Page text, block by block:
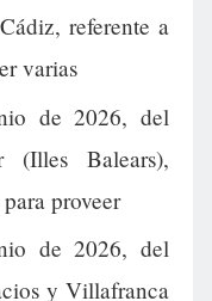
referente a
varias
de 2026, del
(Illes Balears),
proveer
de 2026, del
y Villafranca